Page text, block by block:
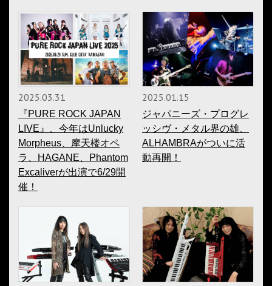
2025.03.31
『PURE ROCK JAPAN
LIVE』、今年はUnlucky
Morpheus、摩天楼オペ
ラ、HAGANE、Phantom
Excaliverが出演で6/29開
催！
2025.01.15
ジャパニーズ・プログレ
ッシヴ・メタル界の雄、
ALHAMBRAがついに活
動再開！